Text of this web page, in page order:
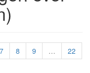
7 8 9 …
22